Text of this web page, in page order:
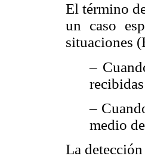
El término
un caso
situaciones
–
–
medio
La